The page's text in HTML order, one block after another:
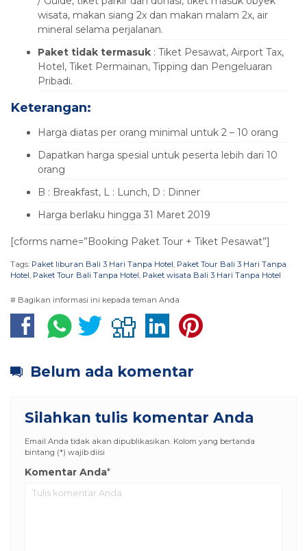
wisata, makan siang 2x dan makan malam 2x, air
mineral selama perjalanan.
Paket tidak termasuk : Tiket Pesawat, Airport Tax,
Hotel, Tiket Permainan, Tipping dan Pengeluaran
Pribadi.
Keterangan:
Harga diatas per orang minimal untuk 2 – 10 orang
Dapatkan harga spesial untuk peserta lebih dari 10
orang
B : Breakfast, L : Lunch, D : Dinner
Harga berlaku hingga 31 Maret 2019
[cforms name=”Booking Paket Tour + Tiket Pesawat”]
Tags: Paket liburan Bali 3 Hari Tanpa Hotel, Paket Tour Bali 3 Hari Tanpa
Hotel, Paket Tour Bali Tanpa Hotel, Paket wisata Bali 3 Hari Tanpa Hotel
# Bagikan informasi ini kepada teman Anda
Belum ada komentar
Silahkan tulis komentar Anda
Email Anda tidak akan dipublikasikan. Kolom yang bertanda
bintang (*) wajib diisi
Komentar Anda*